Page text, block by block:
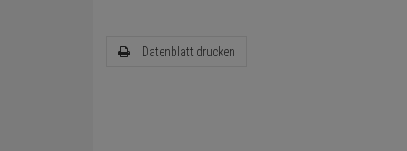
Datenblatt drucken